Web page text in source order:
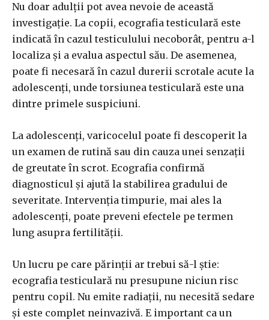
Nu doar adulții pot avea nevoie de această
investigație. La copii, ecografia testiculară este
indicată în cazul testiculului necoborât, pentru a-l
localiza și a evalua aspectul său. De asemenea,
poate fi necesară în cazul durerii scrotale acute la
adolescenți, unde torsiunea testiculară este una
dintre primele suspiciuni.
La adolescenți, varicocelul poate fi descoperit la
un examen de rutină sau din cauza unei senzații
de greutate în scrot. Ecografia confirmă
diagnosticul și ajută la stabilirea gradului de
severitate. Intervenția timpurie, mai ales la
adolescenți, poate preveni efectele pe termen
lung asupra fertilității.
Un lucru pe care părinții ar trebui să-l știe:
ecografia testiculară nu presupune niciun risc
pentru copil. Nu emite radiații, nu necesită sedare
și este complet neinvazivă. E important ca un